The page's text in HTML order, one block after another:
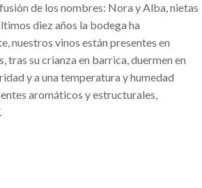
de los nombres: Nora y Alba, nietas
diez años la bodega ha
nuestros vinos están presentes en
tras su crianza en barrica, duermen en
y a una temperatura y humedad
aromáticos y estructurales,